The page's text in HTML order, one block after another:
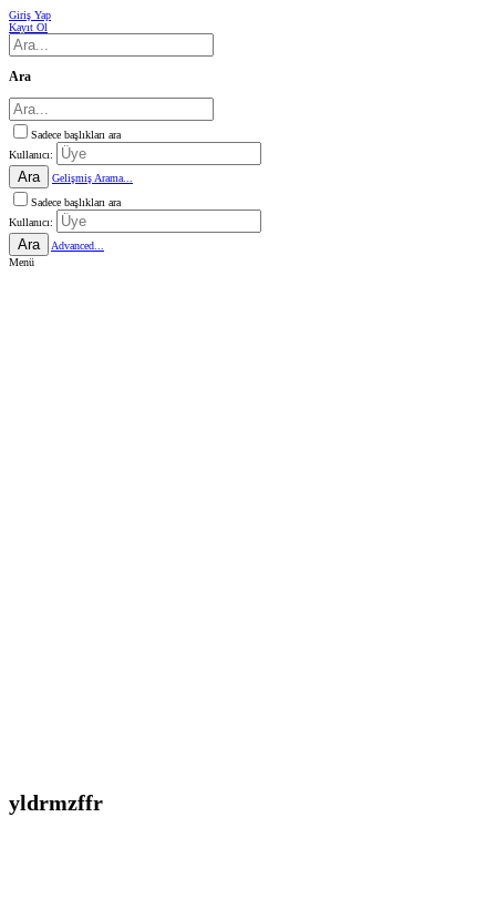
Giriş Yap
Kayıt Ol
Ara
Sadece başlıkları ara
Kullanıcı:
Ara
Gelişmiş Arama...
Sadece başlıkları ara
Kullanıcı:
Ara
Advanced...
Menü
yldrmzffr